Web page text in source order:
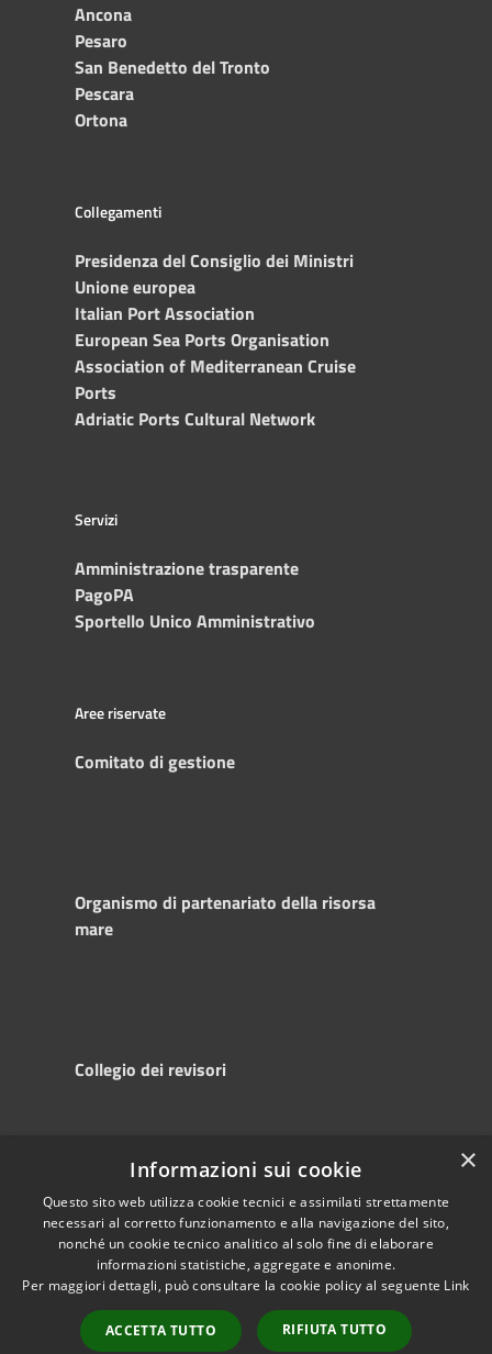
Ancona
Pesaro
San Benedetto del Tronto
Pescara
Ortona
Collegamenti
Presidenza del Consiglio dei Ministri
Unione europea
Italian Port Association
European Sea Ports Organisation
Association of Mediterranean Cruise
Ports
Adriatic Ports Cultural Network
Servizi
Amministrazione trasparente
PagoPA
Sportello Unico Amministrativo
Aree riservate
Comitato di gestione
Organismo di partenariato della risorsa
mare
Collegio dei revisori
Accessibility
Privacy
Cookie
Sitemap
Copyright © 2025
Autorità di
Sistema Portuale
del Mare Adriatico
Centrale
Powered by
Municipium
×
Informazioni sui cookie
Questo sito web utilizza cookie tecnici e assimilati strettamente
necessari al corretto funzionamento e alla navigazione del sito,
nonché un cookie tecnico analitico al solo fine di elaborare
informazioni statistiche, aggregate e anonime.
Per maggiori dettagli, può consultare la cookie policy al seguente Link
ACCETTA TUTTO RIFIUTA TUTTO